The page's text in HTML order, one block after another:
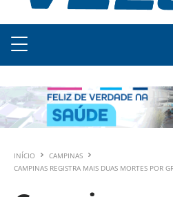
INÍCIO
CAMPINAS
CAMPINAS REGISTRA MAIS DUAS MORTES POR